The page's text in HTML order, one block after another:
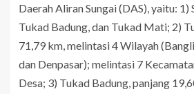
Daerah Aliran Sungai (DAS), yaitu:
Tukad Badung, dan Tukad Mati; 2)
71,79 km, melintasi 4 Wilayah
dan Denpasar); melintasi 7
Desa; 3) Tukad Badung, panjang